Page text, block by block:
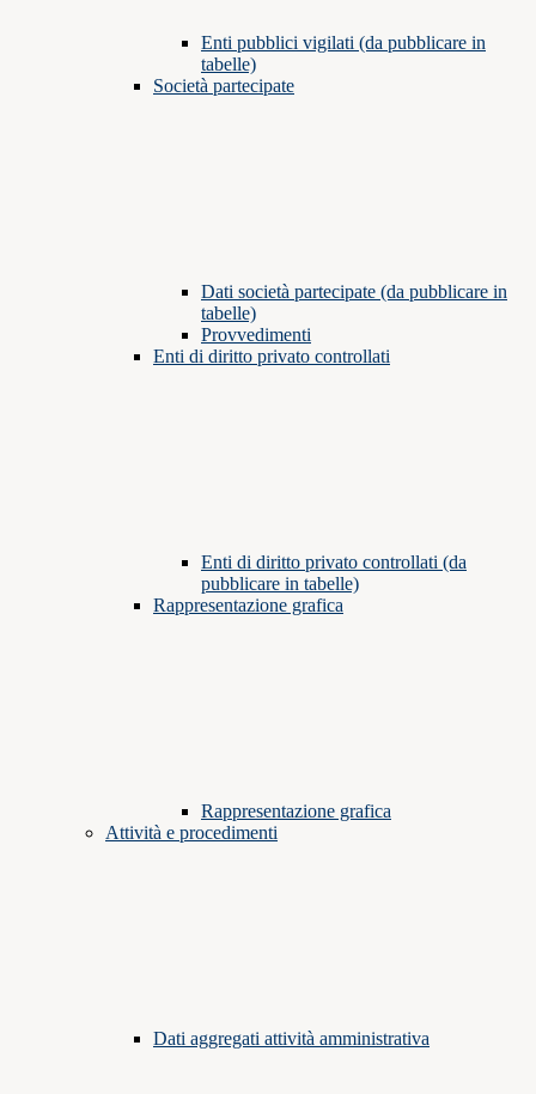
Enti pubblici vigilati (da pubblicare in
tabelle)
Società partecipate
Dati società partecipate (da pubblicare in
tabelle)
Provvedimenti
Enti di diritto privato controllati
Enti di diritto privato controllati (da
pubblicare in tabelle)
Rappresentazione grafica
Rappresentazione grafica
Attività e procedimenti
Dati aggregati attività amministrativa